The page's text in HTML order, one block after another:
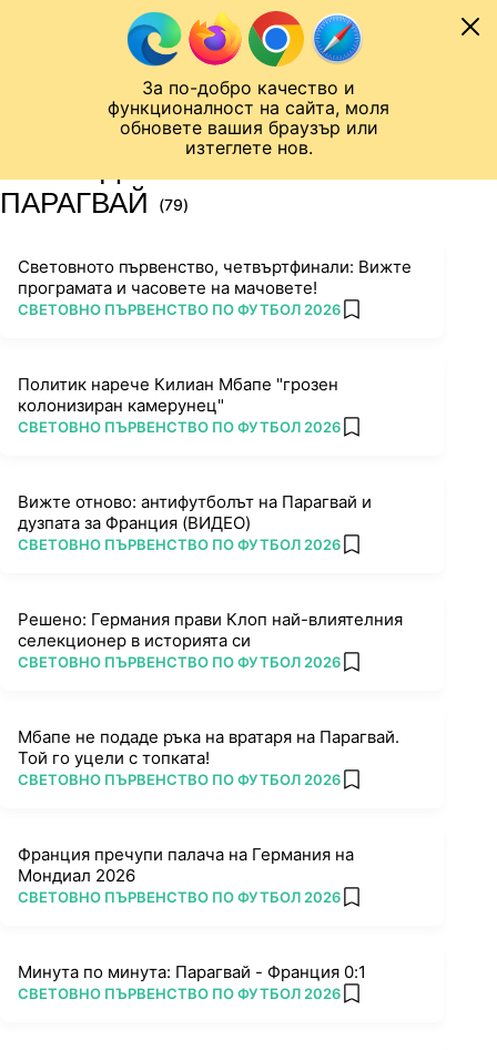
За по-добро качество и
функционалност на сайта, моля
обновете вашия браузър или
изтеглете нов.
Към съдържанието
Лига на Конференциите
ПАРАГВАЙ
(79)
Световното първенство, четвъртфинали: Вижте
програмата и часовете на мачовете!
ПОВЕЧЕ ОТ
СВЕТОВНО ПЪРВЕНСТВО ПО ФУТБОЛ 2026 add favorites
Политик нарече Килиан Мбапе "грозен
колонизиран камерунец"
ПОВЕЧЕ ОТ
СВЕТОВНО ПЪРВЕНСТВО ПО ФУТБОЛ 2026 add favorites
Вижте отново: антифутболът на Парагвай и
дузпата за Франция (ВИДЕО)
ПОВЕЧЕ ОТ
СВЕТОВНО ПЪРВЕНСТВО ПО ФУТБОЛ 2026 add favorites
Решено: Германия прави Клоп най-влиятелния
селекционер в историята си
ПОВЕЧЕ ОТ
СВЕТОВНО ПЪРВЕНСТВО ПО ФУТБОЛ 2026 add favorites
Мбапе не подаде ръка на вратаря на Парагвай.
Той го уцели с топката!
ПОВЕЧЕ ОТ
СВЕТОВНО ПЪРВЕНСТВО ПО ФУТБОЛ 2026 add favorites
Франция пречупи палача на Германия на
Мондиал 2026
ПОВЕЧЕ ОТ
СВЕТОВНО ПЪРВЕНСТВО ПО ФУТБОЛ 2026 add favorites
Минута по минута: Парагвай - Франция 0:1
ПОВЕЧЕ ОТ
СВЕТОВНО ПЪРВЕНСТВО ПО ФУТБОЛ 2026 add favorites